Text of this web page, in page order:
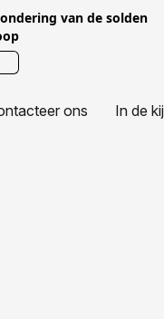
van de solden
ons In de